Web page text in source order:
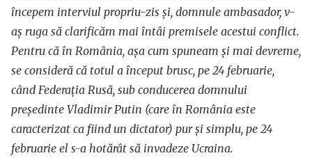
începem interviul propriu-zis și, domnule ambasador, v-
aș ruga să clarificăm mai întâi premisele acestui conflict.
Pentru că în România, așa cum spuneam și mai devreme,
se consideră că totul a început brusc, pe 24 februarie,
când Federația Rusă, sub conducerea domnului
președinte Vladimir Putin (care în România este
caracterizat ca fiind un dictator) pur și simplu, pe 24
februarie el s-a hotărât să invadeze Ucraina.